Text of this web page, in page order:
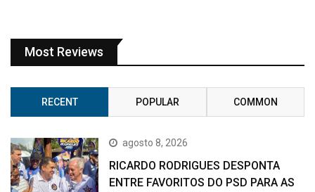
Most Reviews
RECENT POPULAR COMMON
agosto 8, 2026
RICARDO RODRIGUES DESPONTA
ENTRE FAVORITOS DO PSD PARA AS